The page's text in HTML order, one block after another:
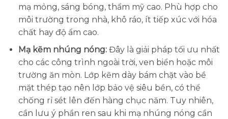
mạ mỏng, sáng bóng, thẩm mỹ cao. Phù hợp cho
môi trường trong nhà, khô ráo, ít tiếp xúc với hóa
chất hay độ ẩm cao.
Mạ kẽm nhúng nóng:Đây là giải pháp tối ưu nhất
cho các công trình ngoài trời, ven biển hoặc môi
trường ăn mòn. Lớp kẽm dày bám chặt vào bề
mặt thép tạo nên lớp bảo vệ siêu bền, có thể
chống rỉ sét lên đến hàng chục năm. Tuy nhiên,
cần lưu ý phần ren sau khi mạ nhúng nóng cần